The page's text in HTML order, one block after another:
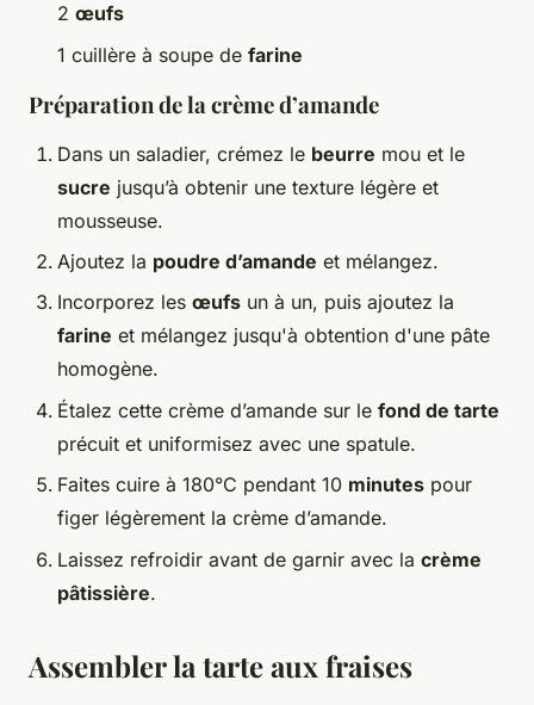
2 œufs
1 cuillère à soupe de farine
Préparation de la crème d’amande
Dans un saladier, crémez le beurre mou et le
sucre jusqu’à obtenir une texture légère et
mousseuse.
Ajoutez la poudre d’amande et mélangez.
Incorporez les œufs un à un, puis ajoutez la
farine et mélangez jusqu'à obtention d'une pâte
homogène.
Étalez cette crème d’amande sur le fond de tarte
précuit et uniformisez avec une spatule.
Faites cuire à 180°C pendant 10 minutes pour
figer légèrement la crème d’amande.
Laissez refroidir avant de garnir avec la crème
pâtissière.
Assembler la tarte aux fraises